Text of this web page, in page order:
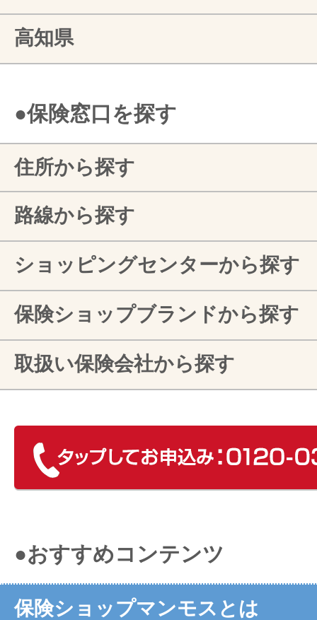
高知県
●保険窓口を探す
住所から探す
路線から探す
ショッピングセンターから探す
保険ショップブランドから探す
取扱い保険会社から探す
●おすすめコンテンツ
保険ショップマンモスとは